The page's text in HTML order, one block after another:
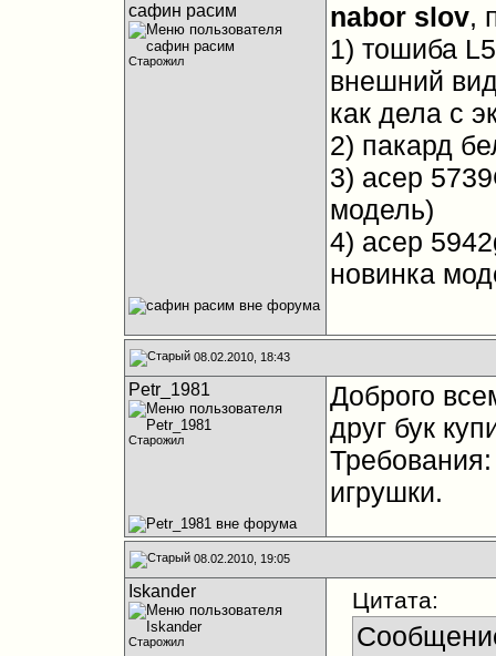
сафин расим
Старожил
nabor slov,
1) тошиба
внешний
как дела с
2) пакард
3) асер
модель)
4) асер
новинка
08.02.2010, 18:43
Petr_1981
Старожил
Доброго
друг бук
игрушки.
08.02.2010, 19:05
Iskander
Старожил
Цитата: